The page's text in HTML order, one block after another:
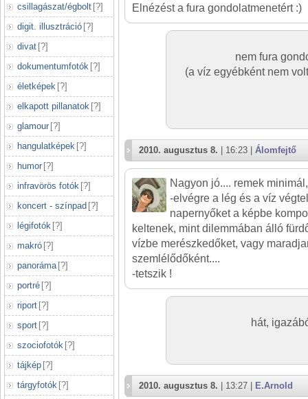
csillagászat/égbolt [?]
digit. illusztráció [?]
divat [?]
dokumentumfotók [?]
életképek [?]
elkapott pillanatok [?]
glamour [?]
hangulatképek [?]
humor [?]
infravörös fotók [?]
koncert - színpad [?]
légifotók [?]
makró [?]
panoráma [?]
portré [?]
riport [?]
sport [?]
szociofotók [?]
tájkép [?]
tárgyfotók [?]
Elnézést a fura gondolatmenetért :)
nem fura
(a víz egyébként nem
2010. augusztus 8. | 16:23 | Álomfejtő
Nagyon jó.... remek minimál,
-elvégre a lég és a víz
napernyőket a képbe
keltenek, mint dilemmában álló
vízbe merészkedőket, vagy
szemlélődőként....
-tetszik !
hát,
2010. augusztus 8. | 13:27 | E.Arnold